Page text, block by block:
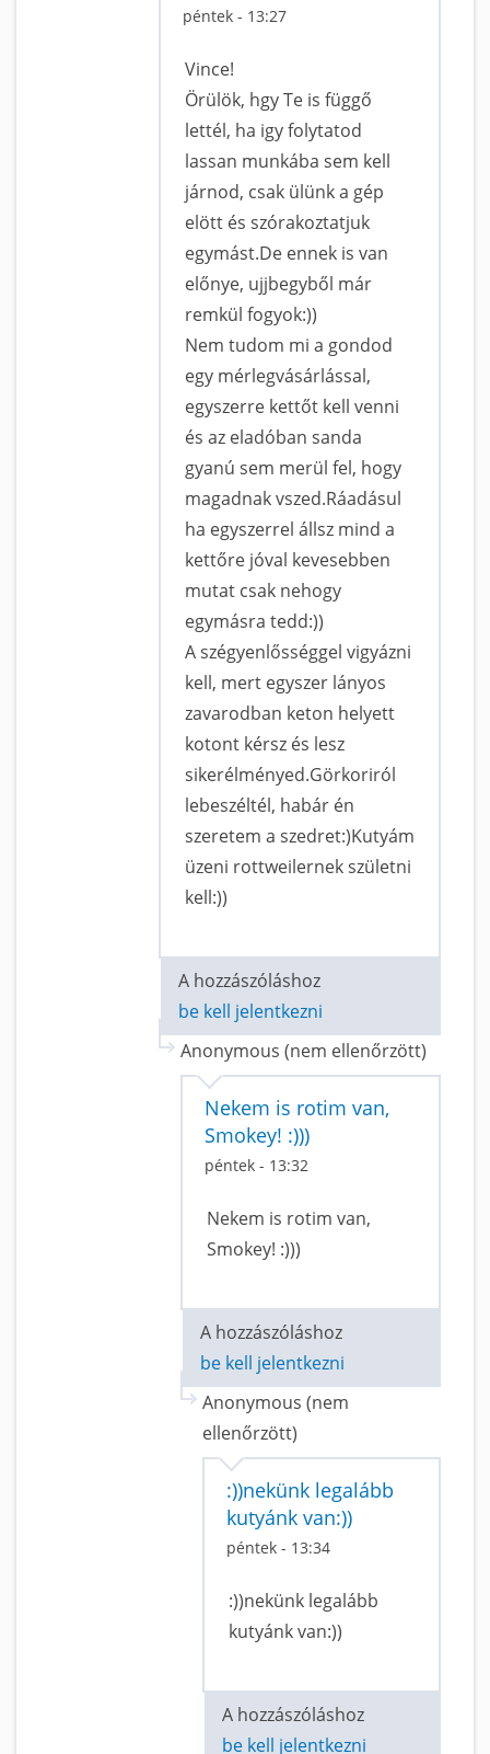
péntek - 13:27
Vince!
Örülök, hgy Te is függő
lettél, ha igy folytatod
lassan munkába sem kell
járnod, csak ülünk a gép
elött és szórakoztatjuk
egymást.De ennek is van
előnye, ujjbegyből már
remkül fogyok:))
Nem tudom mi a gondod
egy mérlegvásárlással,
egyszerre kettőt kell venni
és az eladóban sanda
gyanú sem merül fel, hogy
magadnak vszed.Ráadásul
ha egyszerrel állsz mind a
kettőre jóval kevesebben
mutat csak nehogy
egymásra tedd:))
A szégyenlősséggel vigyázni
kell, mert egyszer lányos
zavarodban keton helyett
kotont kérsz és lesz
sikerélményed.Görkoriról
lebeszéltél, habár én
szeretem a szedret:)Kutyám
üzeni rottweilernek születni
kell:))
A hozzászóláshoz
be kell jelentkezni
Anonymous (nem ellenőrzött)
Nekem is rotim van,
Smokey! :)))
péntek - 13:32
Nekem is rotim van,
Smokey! :)))
A hozzászóláshoz
be kell jelentkezni
Anonymous (nem
ellenőrzött)
:))nekünk legalább
kutyánk van:))
péntek - 13:34
:))nekünk legalább
kutyánk van:))
A hozzászóláshoz
be kell jelentkezni